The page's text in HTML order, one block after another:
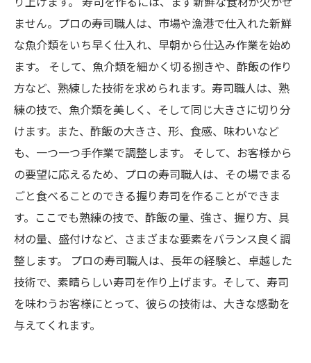
ません。プロの寿司職人は、市場や漁港で仕入れた新鮮
な魚介類をいち早く仕入れ、早朝から仕込み作業を始め
ます。 そして、魚介類を細かく切る捌きや、酢飯の作り
方など、熟練した技術を求められます。寿司職人は、熟
練の技で、魚介類を美しく、そして同じ大きさに切り分
けます。また、酢飯の大きさ、形、食感、味わいなど
も、一つ一つ手作業で調整します。 そして、お客様から
の要望に応えるため、プロの寿司職人は、その場でまる
ごと食べることのできる握り寿司を作ることができま
す。ここでも熟練の技で、酢飯の量、強さ、握り方、具
材の量、盛付けなど、さまざまな要素をバランス良く調
整します。 プロの寿司職人は、長年の経験と、卓越した
技術で、素晴らしい寿司を作り上げます。そして、寿司
を味わうお客様にとって、彼らの技術は、大きな感動を
与えてくれます。